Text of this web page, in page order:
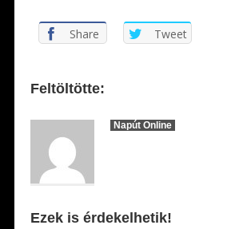
Share Tweet
Feltöltötte:
Napút Online
Ezek is érdekelhetik!